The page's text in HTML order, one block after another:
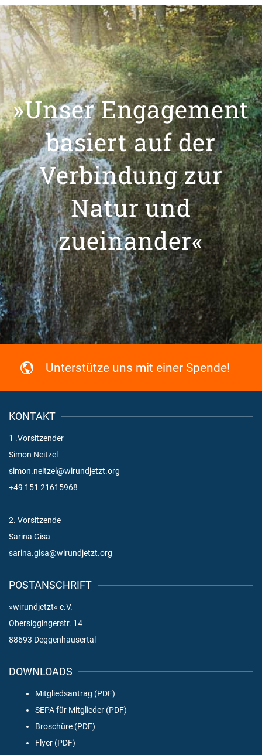
»Unser Engagement
basiert auf der
Verbindung zur
Natur und
zueinander«
Unterstütze uns mit einer Spende!
KONTAKT
1 .Vorsitzender
Simon Neitzel
simon.neitzel@wirundjetzt.org
+49 151 21615968
2. Vorsitzende
Sarina Gisa
sarina.gisa@wirundjetzt.org
POSTANSCHRIFT
»wirundjetzt« e.V.
Obersiggingerstr. 14
88693 Deggenhausertal
DOWNLOADS
Mitgliedsantrag (PDF)
SEPA für Mitglieder (PDF)
Broschüre (PDF)
Flyer (PDF)